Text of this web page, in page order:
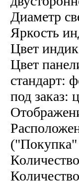
Диаметр
Яркость
Цвет
Цвет
стандарт:
под заказ: